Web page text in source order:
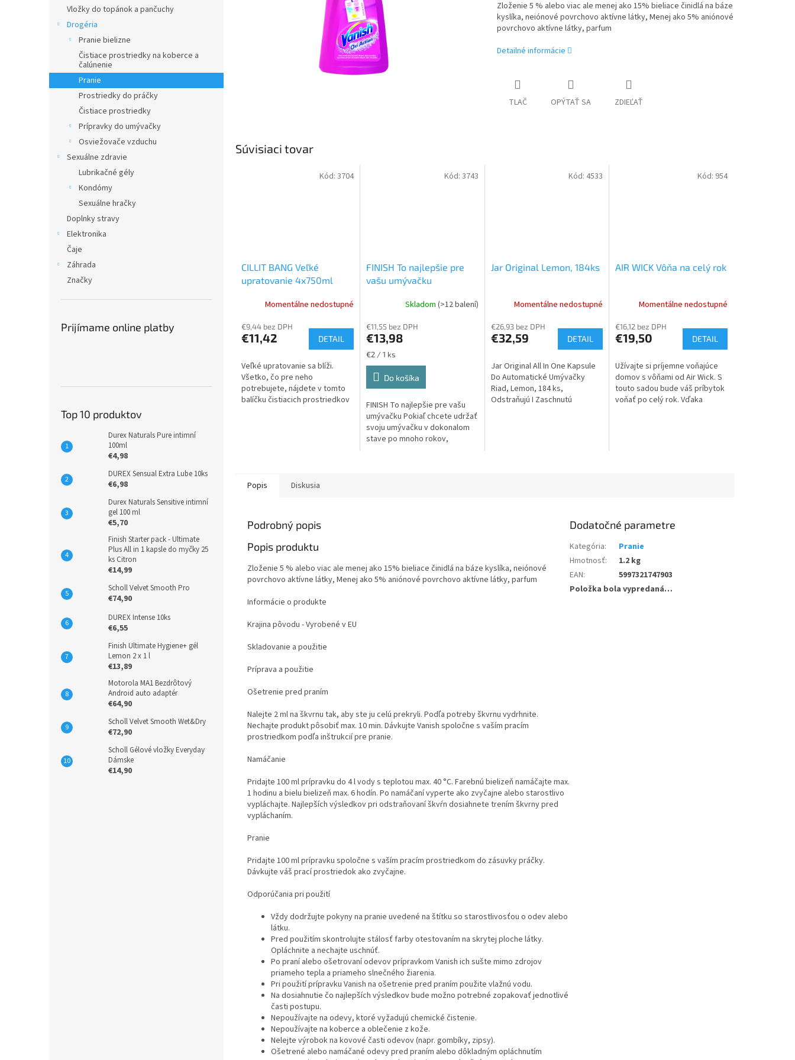
Vložky do topánok a pančuchy
Drogéria
Pranie bielizne
Čistiace prostriedky na koberce a
čalúnenie
Pranie
Prostriedky do práčky
Čistiace prostriedky
Prípravky do umývačky
Osviežovače vzduchu
Sexuálne zdravie
Lubrikačné gély
Kondómy
Sexuálne hračky
Doplnky stravy
Elektronika
Čaje
Záhrada
Značky
Prijímame online platby
Top 10 produktov
Durex Naturals Pure intimní
100ml
€4,98
DUREX Sensual Extra Lube 10ks
€6,98
Durex Naturals Sensitive intimní
gel 100 ml
€5,70
Finish Starter pack - Ultimate
Plus All in 1 kapsle do myčky 25
ks Citron
€14,99
Scholl Velvet Smooth Pro
€74,90
DUREX Intense 10ks
€6,55
Finish Ultimate Hygiene+ gél
Lemon 2 x 1 l
€13,89
Motorola MA1 Bezdrôtový
Android auto adaptér
€64,90
Scholl Velvet Smooth Wet&Dry
€72,90
Scholl Gélové vložky Everyday
Dámske
€14,90
Zloženie 5 % alebo viac ale menej ako 15% bieliace činidlá na báze
kyslíka, neiónové povrchovo aktívne látky, Menej ako 5% aniónové
povrchovo aktívne látky, parfum
Detailné informácie
TLAČ OPÝTAŤ SA ZDIEĽAŤ
Súvisiaci tovar
CILLIT BANG Veľké
upratovanie 4x750ml
Momentálne nedostupné
€9,44 bez DPH
€11,42 DETAIL
Veľké upratovanie sa blíži.
Všetko, čo pre neho
potrebujete, nájdete v tomto
balíčku čistiacich prostriedkov
Kód: 3704
FINISH To najlepšie pre
vašu umývačku
Skladom (>12 balení)
€11,55 bez DPH
€13,98
Jednotková
cena:
€2 / 1 ks
Do košíka
FINISH To najlepšie pre vašu
umývačku Pokiaľ chcete udržať
svoju umývačku v dokonalom
stave po mnoho rokov,
Kód: 3743
Jar Original Lemon, 184ks
Momentálne nedostupné
€26,93 bez DPH
€32,59 DETAIL
Jar Original All In One Kapsule
Do Automatické Umývačky
Riad, Lemon, 184 ks,
Odstraňujú I Zaschnutú
Kód: 4533
AIR WICK Vôňa na celý rok
Momentálne nedostupné
€16,12 bez DPH
€19,50 DETAIL
Užívajte si príjemne voňajúce
domov s vôňami od Air Wick. S
touto sadou bude váš príbytok
voňať po celý rok. Vďaka
Kód: 954
Popis Diskusia
Podrobný popis
Popis produktu
Zloženie 5 % alebo viac ale menej ako 15% bieliace činidlá na báze kyslíka, neiónové
povrchovo aktívne látky, Menej ako 5% aniónové povrchovo aktívne látky, parfum
Informácie o produkte
Krajina pôvodu - Vyrobené v EU
Skladovanie a použitie
Príprava a použitie
Ošetrenie pred praním
Nalejte 2 ml na škvrnu tak, aby ste ju celú prekryli. Podľa potreby škvrnu vydrhnite.
Nechajte produkt pôsobiť max. 10 min. Dávkujte Vanish spoločne s vaším pracím
prostriedkom podľa inštrukcií pre pranie.
Namáčanie
Pridajte 100 ml prípravku do 4 l vody s teplotou max. 40 °C. Farebnú bielizeň namáčajte max.
1 hodinu a bielu bielizeň max. 6 hodín. Po namáčaní vyperte ako zvyčajne alebo starostlivo
vypláchajte. Najlepších výsledkov pri odstraňovaní škvŕn dosiahnete trením škvrny pred
vypláchaním.
Pranie
Pridajte 100 ml prípravku spoločne s vaším pracím prostriedkom do zásuvky práčky.
Dávkujte váš prací prostriedok ako zvyčajne.
Odporúčania pri použití
Vždy dodržujte pokyny na pranie uvedené na štítku so starostlivosťou o odev alebo
látku.
Pred použitím skontrolujte stálosť farby otestovaním na skrytej ploche látky.
Opláchnite a nechajte uschnúť.
Po praní alebo ošetrovaní odevov prípravkom Vanish ich sušte mimo zdrojov
priameho tepla a priameho slnečného žiarenia.
Pri použití prípravku Vanish na ošetrenie pred praním použite vlažnú vodu.
Na dosiahnutie čo najlepších výsledkov bude možno potrebné zopakovať jednotlivé
časti postupu.
Nepoužívajte na odevy, ktoré vyžadujú chemické čistenie.
Nepoužívajte na koberce a oblečenie z kože.
Nelejte výrobok na kovové časti odevov (napr. gombíky, zipsy).
Ošetrené alebo namáčané odevy pred praním alebo dôkladným opláchnutím
Dodatočné parametre
Kategória:
Pranie
Hmotnosť:
1.2 kg
EAN:
5997321747903
Položka bola vypredaná…